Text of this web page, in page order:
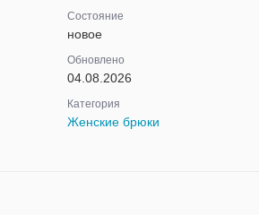
Состояние
новое
Обновлено
04.08.2026
Категория
Женские брюки